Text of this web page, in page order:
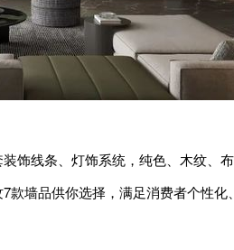
线条、灯饰系统，纯色、木纹、
墙品供你选择，满足消费者个性化